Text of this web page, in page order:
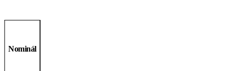
Nominál